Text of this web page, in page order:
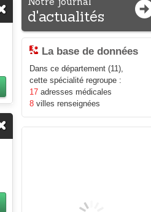
d'actualités
La base de données
Dans ce département (11),
cette spécialité regroupe :
17 adresses médicales
8 villes renseignées